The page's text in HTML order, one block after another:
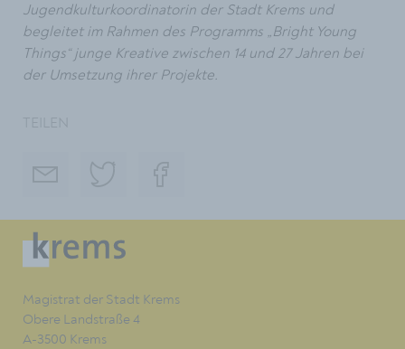
Jugendkulturkoordinatorin der Stadt Krems und
begleitet im Rahmen des Programms „Bright Young
Things“ junge Kreative zwischen 14 und 27 Jahren bei
der Umsetzung ihrer Projekte.
Magistrat der Stadt Krems
Obere Landstraße 4
A-3500 Krems